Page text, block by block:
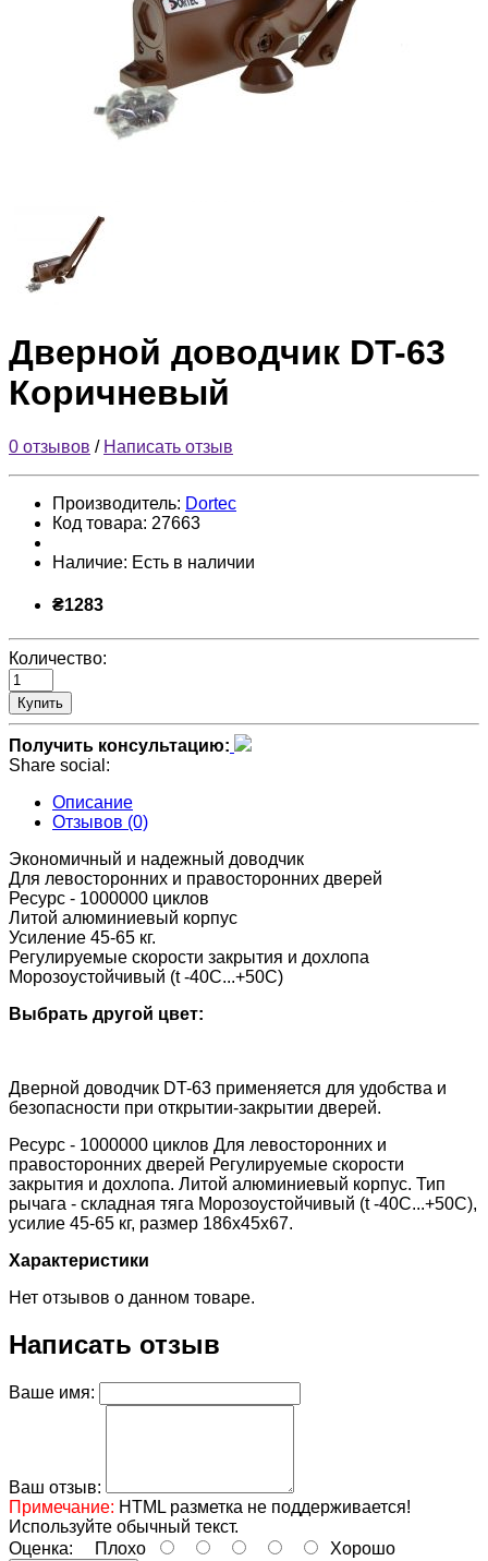
Дверной доводчик DT-63
Коричневый
0 отзывов / Написать отзыв
Производитель: Dortec
Код товара: 27663
Наличие: Есть в наличии
₴1283
Количество:
Купить
Получить консультацию:
Share social:
Описание
Отзывов (0)
Экономичный и надежный доводчик
Для левосторонних и правосторонних дверей
Ресурс - 1000000 циклов
Литой алюминиевый корпус
Усиление 45-65 кг.
Регулируемые скорости закрытия и дохлопа
Морозоустойчивый (t -40C...+50C)
Выбрать другой цвет:
Дверной доводчик DT-63 применяется для удобства и
безопасности при открытии-закрытии дверей.
Ресурс - 1000000 циклов Для левосторонних и
правосторонних дверей Регулируемые скорости
закрытия и дохлопа. Литой алюминиевый корпус. Тип
рычага - складная тяга Морозоустойчивый (t -40C...+50C),
усилие 45-65 кг, размер 186x45x67.
Характеристики
Нет отзывов о данном товаре.
Написать отзыв
Ваше имя:
Ваш отзыв:
Примечание: HTML разметка не поддерживается!
Используйте обычный текст.
Оценка: Плохо Хорошо